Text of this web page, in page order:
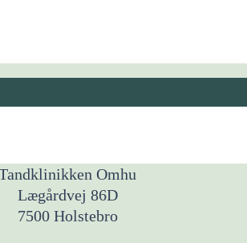
Omhu
Lægårdvej 86D
7500 Holstebro